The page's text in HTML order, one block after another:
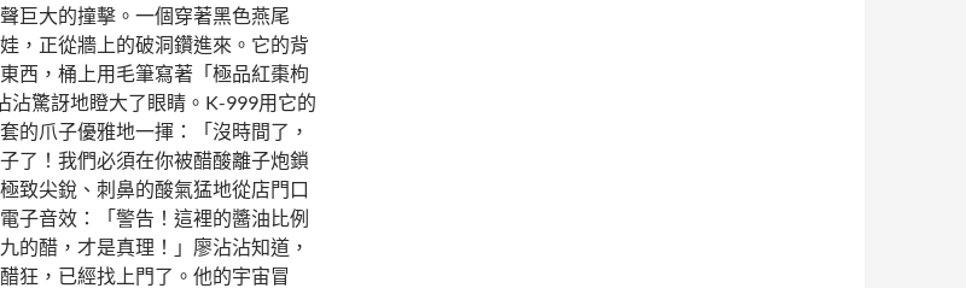
巨大的撞擊。一個穿著黑色燕尾
，正從牆上的破洞鑽進來。它的背
西，桶上用毛筆寫著「極品紅棗枸
驚訝地瞪大了眼睛。K-999用它的
的爪子優雅地一揮：「沒時間了，
了！我們必須在你被醋酸離子炮鎖
致尖銳、刺鼻的酸氣猛地從店門口
子音效：「警告！這裡的醬油比例
的醋，才是真理！」廖沾沾知道，
狂，已經找上門了。他的宇宙冒